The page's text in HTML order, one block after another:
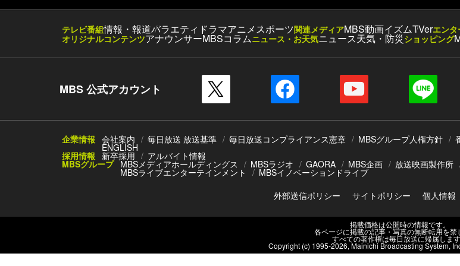
テレビ番組情報・報道バラエティ ドラマアニメスポーツ関連メディアMBS動画イズムTVerエンタ
オリジナルコンテンツアナウンサーMBSコラムニュース・お天気ニュース天気・防災 ショッピング
MBS 公式アカウント
企業情報 会社案内 毎日放送 放送基準 毎日放送コンプライアンス憲章 MBSグループ人権方針
ENGLISH
採用情報 新卒採用 アルバイト情報
MBSグループ MBSメディアホールディングス MBSラジオ GAORA MBS企画 放送映画製作所
MBSライブエンターテインメント
MBSイノベーションドライブ
外部送信ポリシー
サイトポリシー 個人情報
掲載価格は公開時の情報です。
各ページに掲載の記事・写真の無断転用を禁
すべての著作権は毎日放送に帰属しま
Copyright (c) 1995-2026, Mainichi Broadcasting System,